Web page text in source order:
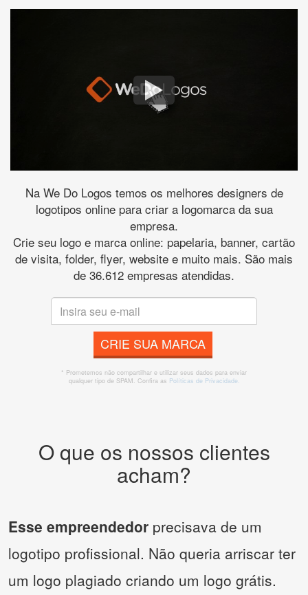
Na We Do Logos temos os melhores designers de
logotipos online para criar a logomarca da sua
empresa.
Crie seu logo e marca online: papelaria, banner, cartão
de visita, folder, flyer, website e muito mais. São mais
de 36.612 empresas atendidas.
CRIE SUA MARCA
* Prometemos não compartilhar e utilizar seus dados para enviar
qualquer tipo de SPAM. Confira as Políticas de Privacidade.
O que os nossos clientes
acham?
Esse empreendedor precisava de um
logotipo profissional. Não queria arriscar ter
um logo plagiado criando um logo grátis.